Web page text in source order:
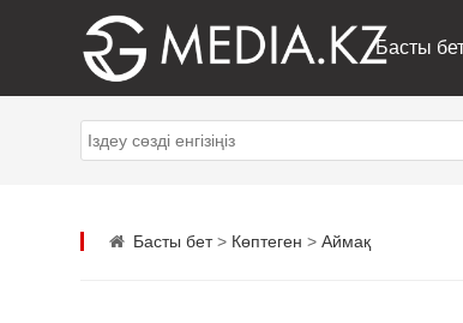
Басты
Басты бет> Көптеген > Аймақ